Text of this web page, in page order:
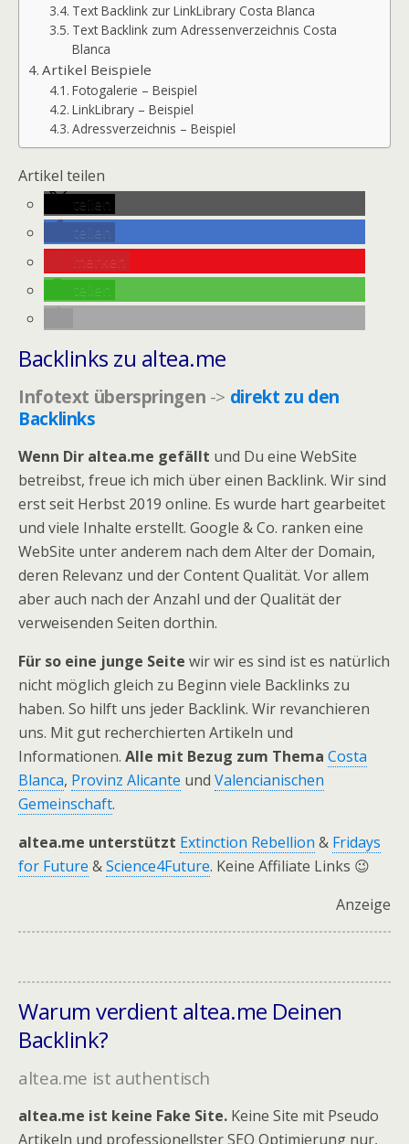
Text Backlink zur LinkLibrary Costa Blanca
Text Backlink zum Adressenverzeichnis Costa
Blanca
Artikel Beispiele
Fotogalerie – Beispiel
LinkLibrary – Beispiel
Adressverzeichnis – Beispiel
Artikel teilen
teilen
teilen
merken
teilen
Backlinks zu altea.me
Infotext überspringen -> direkt zu den
Backlinks
Wenn Dir altea.me gefällt und Du eine WebSite
betreibst, freue ich mich über einen Backlink. Wir sind
erst seit Herbst 2019 online. Es wurde hart gearbeitet
und viele Inhalte erstellt. Google & Co. ranken eine
WebSite unter anderem nach dem Alter der Domain,
deren Relevanz und der Content Qualität. Vor allem
aber auch nach der Anzahl und der Qualität der
verweisenden Seiten dorthin.
Für so eine junge Seite wir wir es sind ist es natürlich
nicht möglich gleich zu Beginn viele Backlinks zu
haben. So hilft uns jeder Backlink. Wir revanchieren
uns. Mit gut recherchierten Artikeln und
Informationen. Alle mit Bezug zum Thema Costa
Blanca, Provinz Alicante und Valencianischen
Gemeinschaft.
altea.me unterstützt Extinction Rebellion & Fridays
for Future &Science4Future. Keine Affiliate Links 😉
Anzeige
Warum verdient altea.me Deinen
Backlink?
altea.me ist authentisch
altea.me ist keine Fake Site. Keine Site mit Pseudo
Artikeln und professionellster SEO Optimierung nur,